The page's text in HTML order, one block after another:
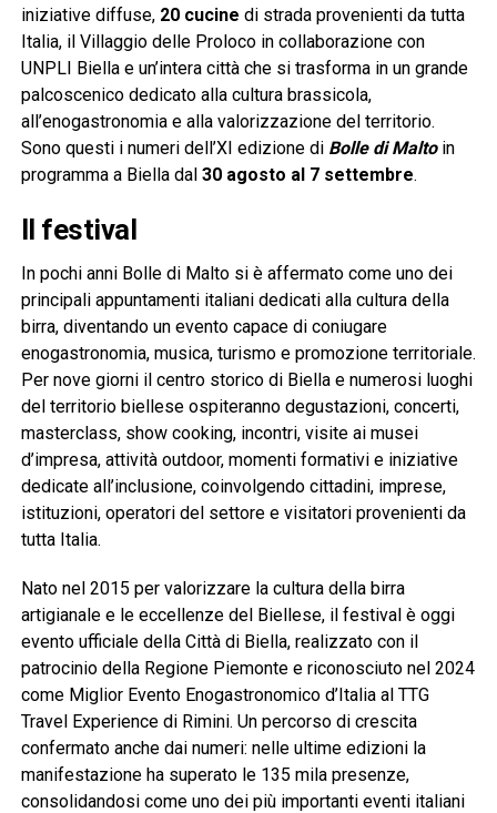
iniziative diffuse,20 cucine di strada provenienti da tutta
Italia, il Villaggio delle Proloco in collaborazione con
UNPLI Biella e un’intera città che si trasforma in un grande
palcoscenico dedicato alla cultura brassicola,
all’enogastronomia e alla valorizzazione del territorio.
Sono questi i numeri dell’XI edizione di Bolle di Maltoin
programma a Biella dal 30 agosto al 7 settembre.
Il festival
In pochi anni Bolle di Malto si è affermato come uno dei
principali appuntamenti italiani dedicati alla cultura della
birra, diventando un evento capace di coniugare
enogastronomia, musica, turismo e promozione territoriale.
Per nove giorni il centro storico di Biella e numerosi luoghi
del territorio biellese ospiteranno degustazioni, concerti,
masterclass, show cooking, incontri, visite ai musei
d’impresa, attività outdoor, momenti formativi e iniziative
dedicate all’inclusione, coinvolgendo cittadini, imprese,
istituzioni, operatori del settore e visitatori provenienti da
tutta Italia.
Nato nel 2015 per valorizzare la cultura della birra
artigianale e le eccellenze del Biellese, il festival è oggi
evento ufficiale della Città di Biella, realizzato con il
patrocinio della Regione Piemonte e riconosciuto nel 2024
come Miglior Evento Enogastronomico d’Italia al TTG
Travel Experience di Rimini. Un percorso di crescita
confermato anche dai numeri: nelle ultime edizioni la
manifestazione ha superato le 135 mila presenze,
consolidandosi come uno dei più importanti eventi italiani